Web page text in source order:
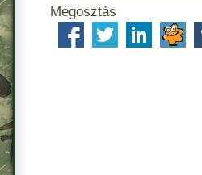
Megosztás